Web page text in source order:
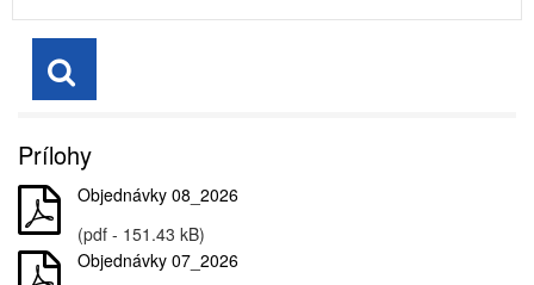
Prílohy
Objednávky 08_2026
(pdf - 151.43 kB)
Objednávky 07_2026